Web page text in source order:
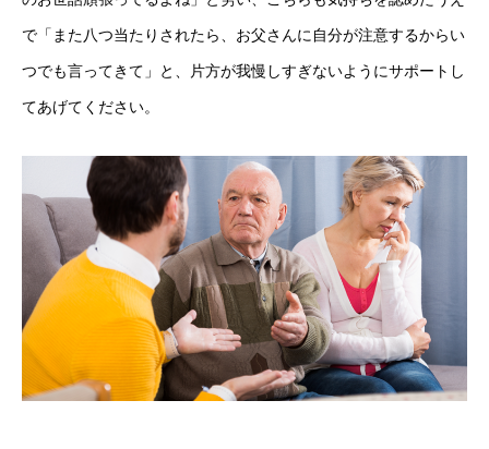
で「また八つ当たりされたら、お父さんに自分が注意するからい
つでも言ってきて」と、片方が我慢しすぎないようにサポートし
てあげてください。